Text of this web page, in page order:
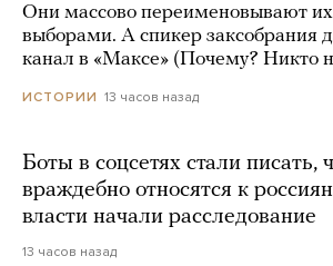
Они массово переименовывают
выборами. А спикер заксобрания
канал в «Максе» (Почему? Никто
ИСТОРИИ 13 часов назад
Боты в соцсетях стали писать,
враждебно относятся к
власти начали расследование
13 часов назад